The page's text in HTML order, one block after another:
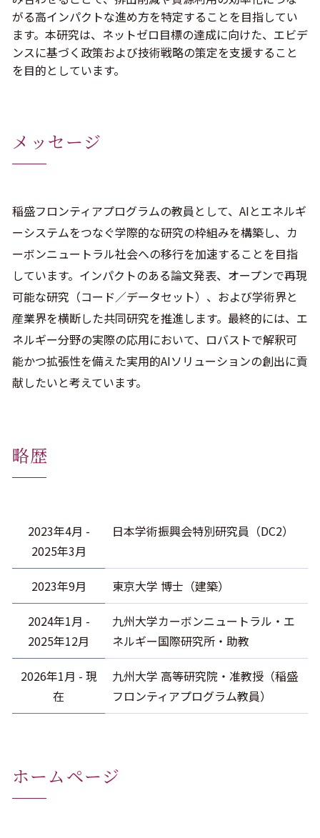
がる高インパクトな進め方を特定することを目指してい
ます。本研究は、ネットゼロ目標の達成に向けた、エビデ
ンスに基づく政策および技術戦略の策定を支援すること
を目的としています。
メッセージ
稲盛フロンティアプログラムの教員として、AIとエネルギ
ーシステムをつなぐ学際的な研究の枠組みを構築し、カ
ーボンニュートラル社会への移行を加速することを目指
しています。インパクトのある論文発表、オープンで再現
可能な研究（コード／データセット）、および学術界と
産業界を横断した共同研究を推進します。最終的には、エ
ネルギー分野の実際の応用において、ロバストで解釈可
能かつ拡張性を備えた実用的AIソリューションの創出に貢
献したいと考えています。
略歴
2023年4月 -
2025年3月
日本学術振興会特別研究員（DC2）
2023年9月 東京大学 博士（建築）
2024年1月 -
2025年12月
九州大学カーボンニュートラル・エ
ネルギー国際研究所・助教
2026年1月 - 現
在
九州大学 高等研究院・准教授（稲盛
フロンティアプログラム教員）
ホームページ